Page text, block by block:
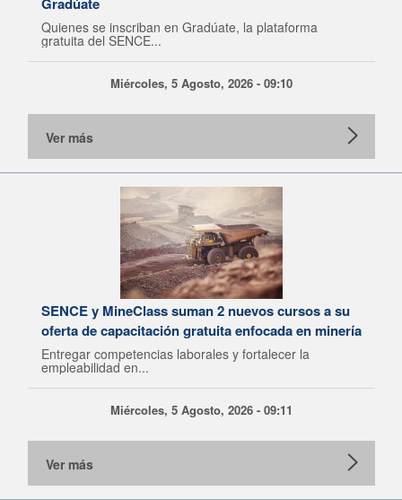
Quienes se inscriban en Gradúate, la plataforma
gratuita del SENCE...
Miércoles, 5 Agosto, 2026 - 09:10
Ver más
SENCE y MineClass suman 2 nuevos cursos a su
oferta de capacitación gratuita enfocada en minería
Entregar competencias laborales y fortalecer la
empleabilidad en...
Miércoles, 5 Agosto, 2026 - 09:11
Ver más